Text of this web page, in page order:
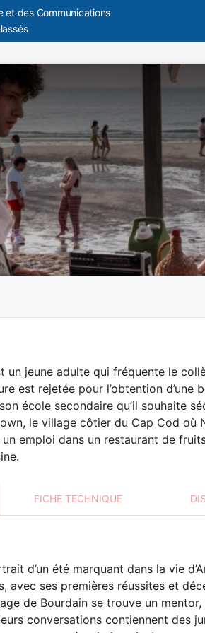
et des Communications
un jeune adulte qui fréquente le
est rejetée pour l’obtention d’une
école secondaire qu’il souhaite
le village côtier du Cap Cod où
emploi dans un restaurant de
FICHE TECHNIQUE
d’un été marquant dans la vie
avec ses premières réussites et
de Bourdain se trouve un
conversations contiennent des